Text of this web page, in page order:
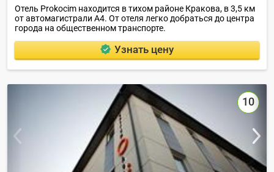
Отель Prokocim находится в тихом районе Кракова, в 3,5 км
от автомагистрали А4. От отеля легко добраться до центра
города на общественном транспорте.
Узнать цену
10